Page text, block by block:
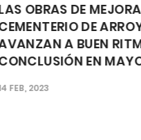
OBRAS DE MEJORA DEL
DE ARROYO
A BUEN RITMO
EN MAYO
2023